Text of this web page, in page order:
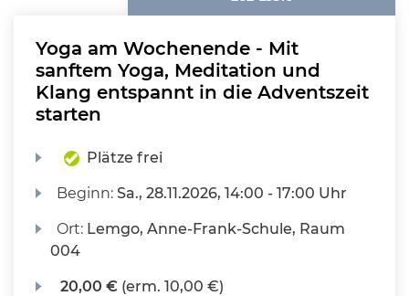
Yoga am Wochenende - Mit
sanftem Yoga, Meditation und
Klang entspannt in die Adventszeit
starten
Plätze frei
Beginn:Sa., 28.11.2026, 14:00 - 17:00 Uhr
Ort: Lemgo, Anne-Frank-Schule, Raum
004
20,00 € (erm. 10,00 €)